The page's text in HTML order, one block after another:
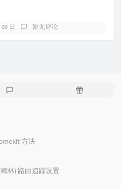
日 暂无评论
随
方法
梅林) 路由追踪设置